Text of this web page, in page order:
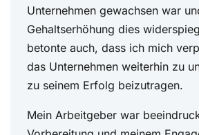
Unternehmen gewachsen war
Gehaltserhöhung dies
betonte auch, dass ich mich
das Unternehmen weiterhin zu
zu seinem Erfolg beizutragen.
Mein Arbeitgeber war